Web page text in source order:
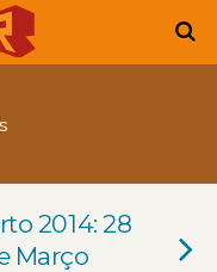
2014: 28
Março